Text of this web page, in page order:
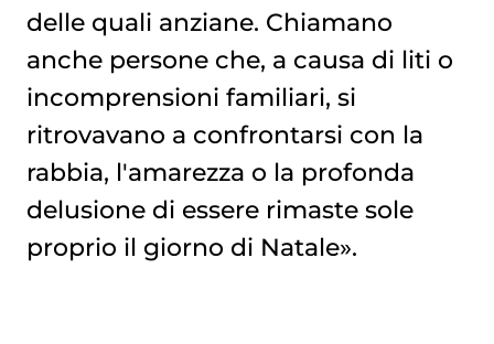
delle quali anziane. Chiamano
anche persone che, a causa di liti o
incomprensioni familiari, si
ritrovavano a confrontarsi con la
rabbia, l'amarezza o la profonda
delusione di essere rimaste sole
proprio il giorno di Natale».